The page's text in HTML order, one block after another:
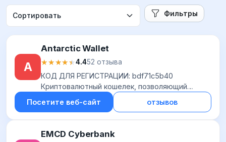
Фильтры
A
Antarctic Wallet
★★★★★
★★★★★4.452 отзыва
КОД ДЛЯ РЕГИСТРАЦИИ: bdf71c5b40
Криптовалютный кошелек, позволяющий
хранить крипту в своем телефоне и
оплачивать с ее помощью покупки в
Посетите веб-сайт отзывов
EMCD Cyberbank